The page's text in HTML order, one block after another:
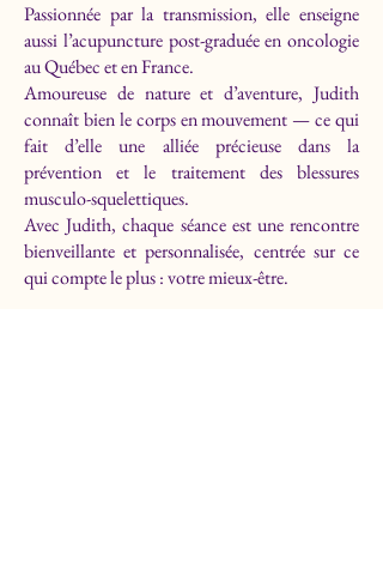
Passionnée par la transmission, elle enseigne
aussi l’acupuncture post-graduée en oncologie
au Québec et en France.
Amoureuse de nature et d’aventure, Judith
connaît bien le corps en mouvement — ce qui
fait d’elle une alliée précieuse dans la
prévention et le traitement des blessures
musculo-squelettiques.
Avec Judith, chaque séance est une rencontre
bienveillante et personnalisée, centrée sur ce
qui compte le plus : votre mieux-être.